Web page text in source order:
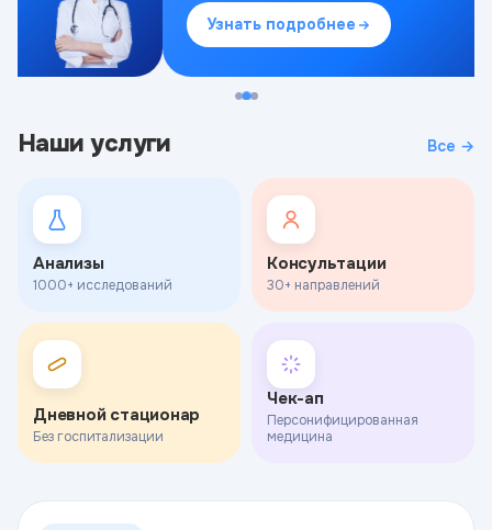
Узнать подробнее
Наши услуги Все →
Анализы
1000+ исследований
Консультации
30+ направлений
Дневной стационар
Без госпитализации
Чек-ап
Персонифицированная
медицина